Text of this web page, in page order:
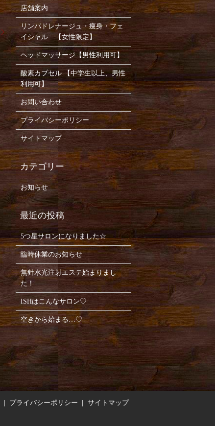
店舗案内
リンパドレナージュ・痩身・フェ
イシャル 【女性限定】
ヘッドマッサージ【男性利用可】
酸素カプセル 【中学生以上、男性
利用可】
お問い合わせ
プライバシーポリシー
サイトマップ
お知らせ
5つ星サロンになりました☆
臨時休業のお知らせ
無針水光注射エステ始まりまし
た！
ISHはこんなサロン♡
空きから始まる…♡
プライバシーポリシー サイトマップ